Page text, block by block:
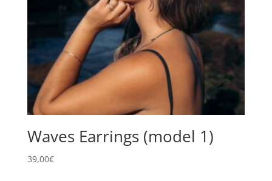
Waves Earrings (model 1)
39,00€